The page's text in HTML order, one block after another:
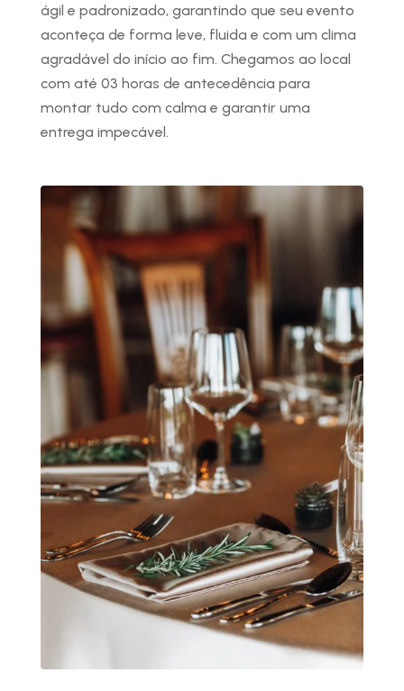
ágil e padronizado, garantindo que seu evento
aconteça de forma leve, fluida e com um clima
agradável do início ao fim. Chegamos ao local
com até 03 horas de antecedência para
montar tudo com calma e garantir uma
entrega impecável.